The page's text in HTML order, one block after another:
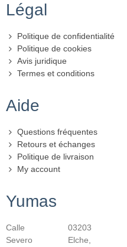
Yumas
Calle
Severo
03203
Elche,
Aide
Questions fréquentes
Retours et échanges
Politique de livraison
My account
Légal
Politique de confidentialité
Politique de cookies
Avis juridique
Termes et conditions